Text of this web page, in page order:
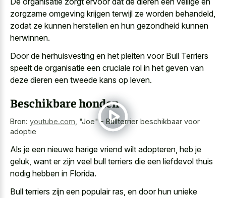
zorgzame omgeving krijgen terwijl ze worden behandeld,
zodat ze kunnen herstellen en hun gezondheid kunnen
herwinnen.
Door de herhuisvesting en het pleiten voor Bull Terriers
speelt de organisatie een cruciale rol in het geven van
deze dieren een tweede kans op leven.
Beschikbare honden
Bron: youtube.com "Joe" - Bullterrier beschikbaar voor
adoptie
Als je een nieuwe harige vriend wilt adopteren, heb je
geluk, want er zijn veel bull terriers die een liefdevol thuis
nodig hebben in Florida.
Bull terriers zijn een populair ras, en door hun unieke